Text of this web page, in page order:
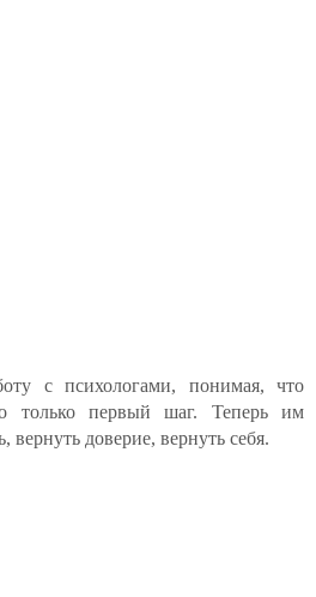
с психологами, понимая, что
только первый шаг. Теперь им
вернуть доверие, вернуть себя.